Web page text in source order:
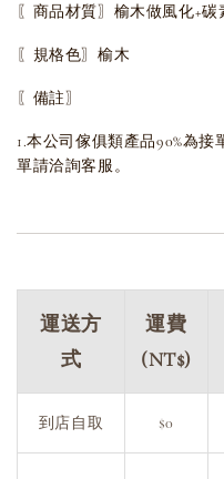
〖商品材質〗榆木做風化+
〖規格色〗榆木
〖備註〗
1.本公司傢俱類產品90%為
單請洽詢客服。
運送方
式
運費
(NT$)
到店自取 $0